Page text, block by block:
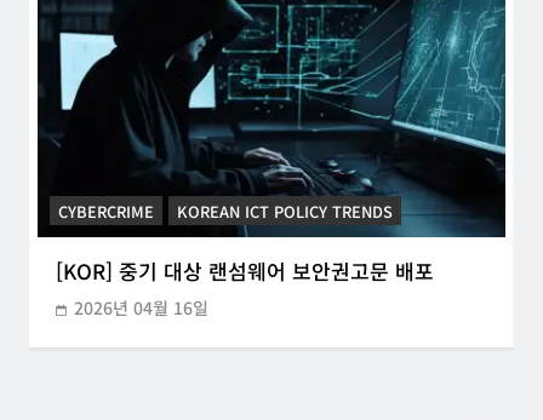
CYBERCRIME KOREAN ICT POLICY TRENDS
[KOR] 중기 대상 랜섬웨어 보안권고문 배포
2026년 04월 16일